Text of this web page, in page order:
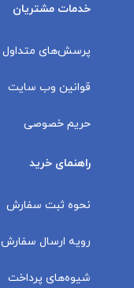
خدمات مشتریان
پرسش‌های متداول
قوانین وب سایت
حریم خصوصی
راهنمای خرید
نحوه ثبت سفارش
رویه ارسال سفارش
شیوه‌های پرداخت